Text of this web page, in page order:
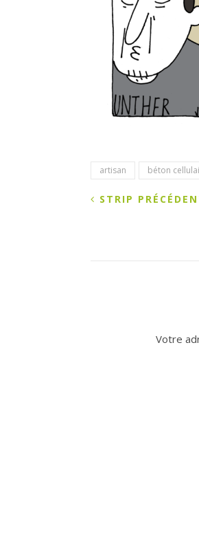
artisan béton
STRIP
Votre